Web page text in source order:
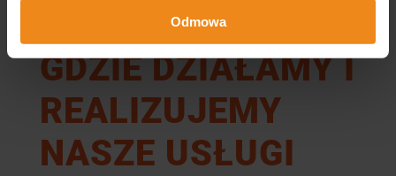
Odmowa
GDZIE DZIAŁAMY I
REALIZUJEMY
NASZE USŁUGI